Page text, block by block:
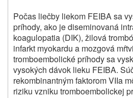
Počas liečby liekom FEIBA sa
príhody, ako je diseminovaná
koagulopatia (DIK), žilová
infarkt myokardu a mozgová
tromboembolické príhody sa
vysokých dávok lieku FEIBA.
rekombinantným faktorom VIIa
riziku vzniku tromboembolickej